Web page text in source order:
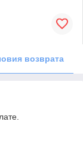
возврата